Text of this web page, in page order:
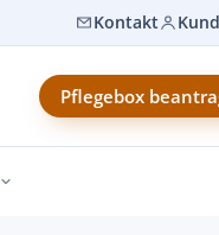
Kontakt
Pflegebox